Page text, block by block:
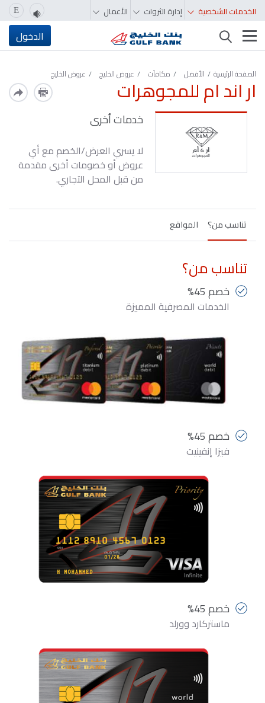
الخدمات الشخصية إدارة الثروات الأعمال E
تغيير التصفّح الدخول
الصفحة الرئيسية الأفضل مكافآت عروض الخليج عروض الخليج
ار اند ام للمجوهرات
خدمات أخرى
لا يسري العرض/الخصم مع أي
عروض أو خصومات أخرى مقدمة
من قبل المحل التجاري.
تناسب من؟ المواقع
تناسب من؟
خصم 45%
الخدمات المصرفية المميزة
خصم 45%
فيزا إنفينيت
خصم 45%
ماستركارد وورلد